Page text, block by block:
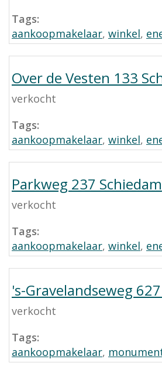
Tags:
aankoopmakelaar, winkel,
Over de Vesten 133
verkocht
Tags:
aankoopmakelaar, winkel,
Parkweg 237 Schiedam
verkocht
Tags:
aankoopmakelaar, winkel,
's-Gravelandseweg
verkocht
Tags:
aankoopmakelaar,